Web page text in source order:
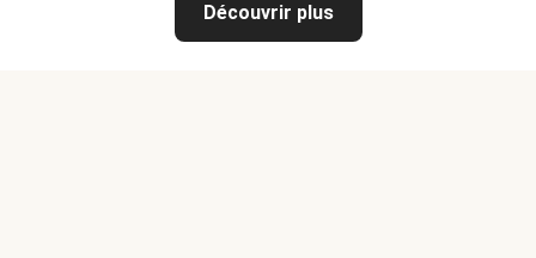
Découvrir plus